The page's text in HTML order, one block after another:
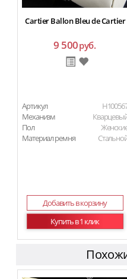
Cartier Ballon Bleu de Cartier
9 500руб.
Артикул
Механизм
Пол
Материал ремня
Добавить в корзину
Купить в 1 клик